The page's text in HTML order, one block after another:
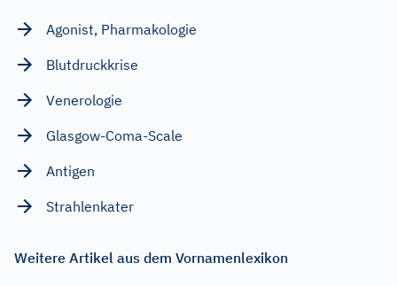
Agonist, Pharmakologie
Blutdruckkrise
Venerologie
Glasgow-Coma-Scale
Antigen
Strahlenkater
Weitere Artikel aus dem Vornamenlexikon